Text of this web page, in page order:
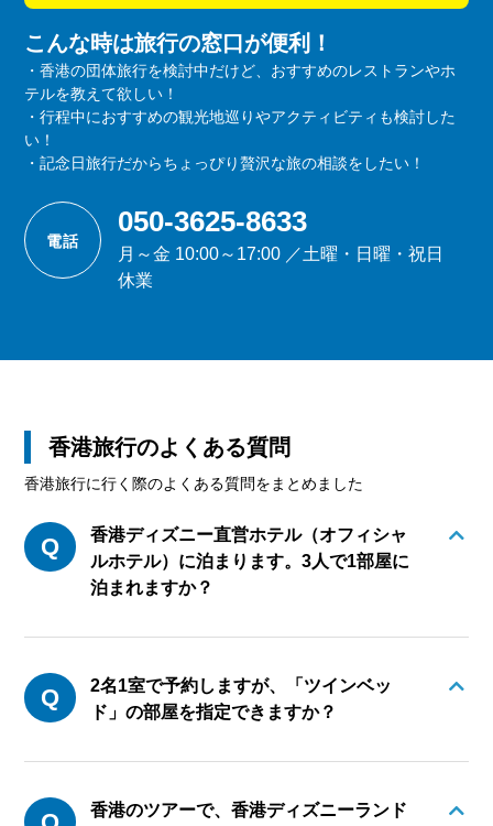
こんな時は旅行の窓口が便利！
・香港の団体旅行を検討中だけど、おすすめのレストランやホ
テルを教えて欲しい！
・行程中におすすめの観光地巡りやアクティビティも検討した
い！
・記念日旅行だからちょっぴり贅沢な旅の相談をしたい！
電話
050-3625-8633
月～金 10:00～17:00 ／土曜・日曜・祝日
休業
香港旅行のよくある質問
香港旅行に行く際のよくある質問をまとめました
香港ディズニー直営ホテル（オフィシャ
ルホテル）に泊まります。3人で1部屋に
泊まれますか？
2名1室で予約しますが、「ツインベッ
ド」の部屋を指定できますか？
香港のツアーで、香港ディズニーランド